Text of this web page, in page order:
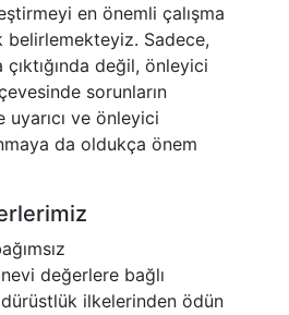
en önemli çalışma
belirlemekteyiz. Sadece,
değil, önleyici
sorunların
ve önleyici
da oldukça önem
değerlere bağlı
ilkelerinden ödün